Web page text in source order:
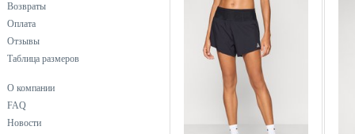
Возвраты
Оплата
Отзывы
Таблица размеров
О компании
FAQ
Новости